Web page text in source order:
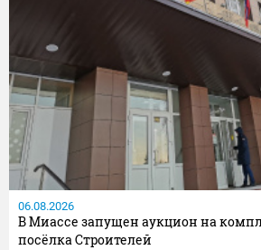
06.08.2026
В Миассе запущен аукцион на
посёлка Строителей